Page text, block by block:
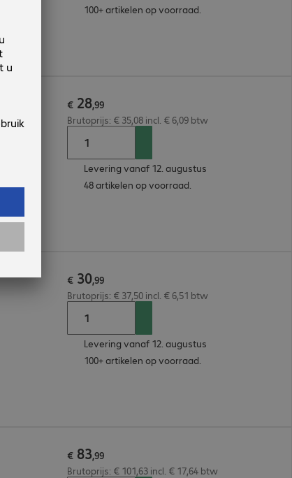
100+ artikelen op voorraad.
€ 28,99
Brutoprijs: € 35,08 incl. € 6,09 btw
Levering vanaf 12. augustus
48 artikelen op voorraad.
€ 30,99
Brutoprijs: € 37,50 incl. € 6,51 btw
Levering vanaf 12. augustus
100+ artikelen op voorraad.
€ 83,99
Brutoprijs: € 101,63 incl. € 17,64 btw